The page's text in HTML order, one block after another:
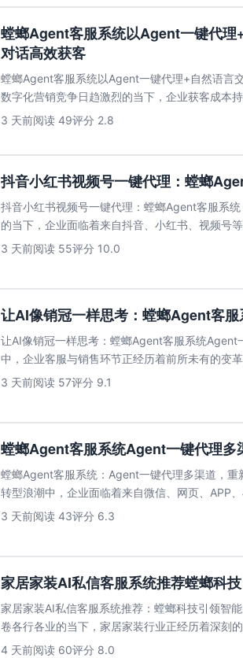
螳螂Agent客服系统以Agent一键代理
对话高效获客
螳螂Agent客服系统以Agent一键代理+自然语言
数字化营销竞争日趋激烈的当下，企业获客成本
满足高效转...
3 天前阅读 49评分 2.8
抖音小红书视频号一键代理：螳螂
抖音小红书视频号一键代理：螳螂Agent客服系
的当下，企业面临着来自抖音、小红书、视频号
人工客服模式已...
3 天前阅读 55评分 10.0
让AI像销冠一样思考：螳螂Agent客
让AI像销冠一样思考：螳螂Agent客服系统Agent
中，企业客服与销售环节正经历着前所未有的变
高、响应速...
3 天前阅读 57评分 9.1
螳螂Agent客服系统Agent一键代理多
螳螂Agent客服系统：Agent一键代理多渠道，重
转型浪潮中，企业面临着来自微信、网页、APP
压力。传...
3 天前阅读 43评分 6.3
家居家装AI私信客服系统推荐螳螂科技
家居家装AI私信客服系统推荐：螳螂科技引领智
卷各行各业的当下，家居家装行业正经历着深刻
满足消费者对即时响...
4 天前阅读 60评分 8.0